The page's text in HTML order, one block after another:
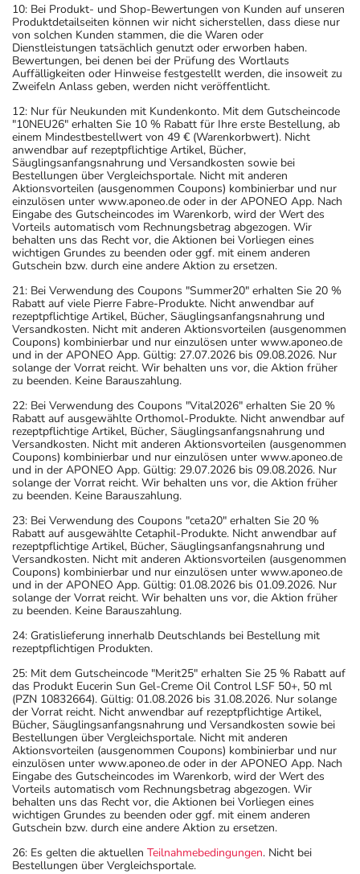
10: Bei Produkt- und Shop-Bewertungen von Kunden auf unseren
Produktdetailseiten können wir nicht sicherstellen, dass diese nur
von solchen Kunden stammen, die die Waren oder
Dienstleistungen tatsächlich genutzt oder erworben haben.
Bewertungen, bei denen bei der Prüfung des Wortlauts
Auffälligkeiten oder Hinweise festgestellt werden, die insoweit zu
Zweifeln Anlass geben, werden nicht veröffentlicht.
12: Nur für Neukunden mit Kundenkonto. Mit dem Gutscheincode
"10NEU26" erhalten Sie 10 % Rabatt für Ihre erste Bestellung, ab
einem Mindestbestellwert von 49 € (Warenkorbwert). Nicht
anwendbar auf rezeptpflichtige Artikel, Bücher,
Säuglingsanfangsnahrung und Versandkosten sowie bei
Bestellungen über Vergleichsportale. Nicht mit anderen
Aktionsvorteilen (ausgenommen Coupons) kombinierbar und nur
einzulösen unter www.aponeo.de oder in der APONEO App. Nach
Eingabe des Gutscheincodes im Warenkorb, wird der Wert des
Vorteils automatisch vom Rechnungsbetrag abgezogen. Wir
behalten uns das Recht vor, die Aktionen bei Vorliegen eines
wichtigen Grundes zu beenden oder ggf. mit einem anderen
Gutschein bzw. durch eine andere Aktion zu ersetzen.
21: Bei Verwendung des Coupons "Summer20" erhalten Sie 20 %
Rabatt auf viele Pierre Fabre-Produkte. Nicht anwendbar auf
rezeptpflichtige Artikel, Bücher, Säuglingsanfangsnahrung und
Versandkosten. Nicht mit anderen Aktionsvorteilen (ausgenommen
Coupons) kombinierbar und nur einzulösen unter www.aponeo.de
und in der APONEO App. Gültig: 27.07.2026 bis 09.08.2026. Nur
solange der Vorrat reicht. Wir behalten uns vor, die Aktion früher
zu beenden. Keine Barauszahlung.
22: Bei Verwendung des Coupons "Vital2026" erhalten Sie 20 %
Rabatt auf ausgewählte Orthomol-Produkte. Nicht anwendbar auf
rezeptpflichtige Artikel, Bücher, Säuglingsanfangsnahrung und
Versandkosten. Nicht mit anderen Aktionsvorteilen (ausgenommen
Coupons) kombinierbar und nur einzulösen unter www.aponeo.de
und in der APONEO App. Gültig: 29.07.2026 bis 09.08.2026. Nur
solange der Vorrat reicht. Wir behalten uns vor, die Aktion früher
zu beenden. Keine Barauszahlung.
23: Bei Verwendung des Coupons "ceta20" erhalten Sie 20 %
Rabatt auf ausgewählte Cetaphil-Produkte. Nicht anwendbar auf
rezeptpflichtige Artikel, Bücher, Säuglingsanfangsnahrung und
Versandkosten. Nicht mit anderen Aktionsvorteilen (ausgenommen
Coupons) kombinierbar und nur einzulösen unter www.aponeo.de
und in der APONEO App. Gültig: 01.08.2026 bis 01.09.2026. Nur
solange der Vorrat reicht. Wir behalten uns vor, die Aktion früher
zu beenden. Keine Barauszahlung.
24: Gratislieferung innerhalb Deutschlands bei Bestellung mit
rezeptpflichtigen Produkten.
25: Mit dem Gutscheincode "Merit25" erhalten Sie 25 % Rabatt auf
das Produkt Eucerin Sun Gel-Creme Oil Control LSF 50+, 50 ml
(PZN 10832664). Gültig: 01.08.2026 bis 31.08.2026. Nur solange
der Vorrat reicht. Nicht anwendbar auf rezeptpflichtige Artikel,
Bücher, Säuglingsanfangsnahrung und Versandkosten sowie bei
Bestellungen über Vergleichsportale. Nicht mit anderen
Aktionsvorteilen (ausgenommen Coupons) kombinierbar und nur
einzulösen unter www.aponeo.de oder in der APONEO App. Nach
Eingabe des Gutscheincodes im Warenkorb, wird der Wert des
Vorteils automatisch vom Rechnungsbetrag abgezogen. Wir
behalten uns das Recht vor, die Aktionen bei Vorliegen eines
wichtigen Grundes zu beenden oder ggf. mit einem anderen
Gutschein bzw. durch eine andere Aktion zu ersetzen.
26: Es gelten die aktuellen Teilnahmebedingungen. Nicht bei
Bestellungen über Vergleichsportale.